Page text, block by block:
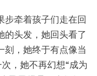
步牵着孩子们走在回
的头发，她回头看了
刻，她终于有点像当
，她不再幻想“成为